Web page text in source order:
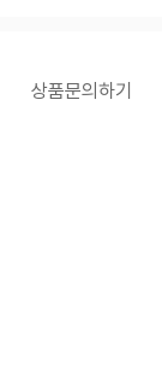
상품문의하기